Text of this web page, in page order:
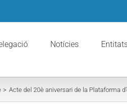
Notícies
Acte del 20è aniversari de la Plataforma